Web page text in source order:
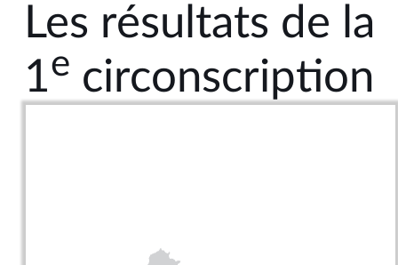
Les résultats de la
1e circonscription